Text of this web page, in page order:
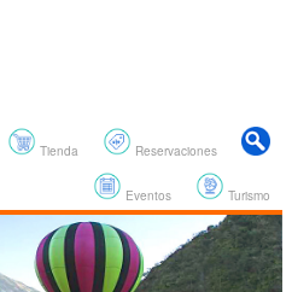
Reservaciones
Tienda
Turismo
Eventos